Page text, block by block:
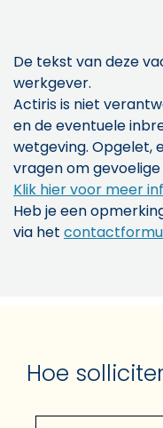
De tekst van deze
werkgever.
Actiris is niet
en de eventuele
wetgeving. Opgelet,
vragen om
Klik hier voor meer
Heb je een
via het
Hoe